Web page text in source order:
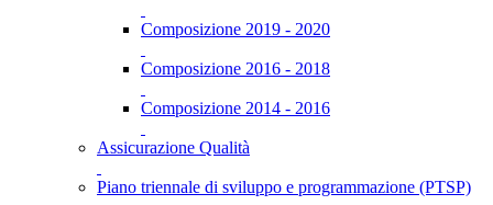
Composizione 2019 - 2020
Composizione 2016 - 2018
Composizione 2014 - 2016
Assicurazione Qualità
Piano triennale di sviluppo e programmazione (PTSP)